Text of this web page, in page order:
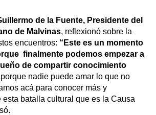
de la Fuente, Presidente del
de Malvinas, reflexionó sobre la
encuentros: “Este es un momento
finalmente podemos empezar a
de compartir conocimiento
porque nadie puede amar lo que no
acá para conocer más y
esta batalla cultural que es la Causa